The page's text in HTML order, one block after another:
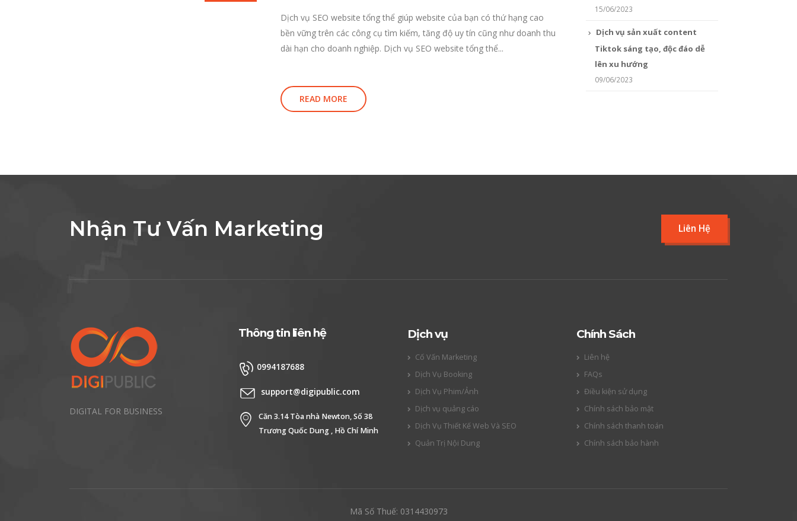
Dịch vụ SEO website tổng thể giúp website của bạn có thứ hạng cao
bền vững trên các công cụ tìm kiếm, tăng độ uy tín cũng như doanh thu
dài hạn cho doanh nghiệp. Dịch vụ SEO website tổng thể...
READ MORE
15/06/2023
Dịch vụ sản xuất content
Tiktok sáng tạo, độc đáo dễ
lên xu hướng
09/06/2023
Nhận Tư Vấn Marketing Liên Hệ
DIGITAL FOR BUSINESS
Thông tin liên hệ
0994187688
support@digipublic.com
Căn 3.14 Tòa nhà Newton, Số 38
Trương Quốc Dung , Hồ Chí Minh
Dịch vụ
Cố Vấn Marketing
Dịch Vụ Booking
Dịch Vụ Phim/Ảnh
Dịch vụ quảng cáo
Dịch Vụ Thiết Kế Web Và SEO
Quản Trị Nội Dung
Chính Sách
Liên hệ
FAQs
Điều kiện sử dụng
Chính sách bảo mật
Chính sách thanh toán
Chính sách bảo hành
Mã Số Thuế: 0314430973